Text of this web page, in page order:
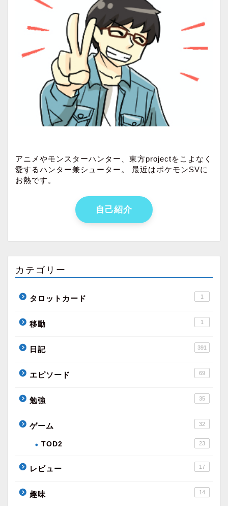
アニメやモンスターハンター、東方projectをこよなく
愛するハンター兼シューター。 最近はポケモンSVに
お熱です。
自己紹介
カテゴリー
タロットカード 1
移動 1
日記 391
エピソード 69
勉強 35
ゲーム 32
TOD2 23
レビュー 17
趣味 14